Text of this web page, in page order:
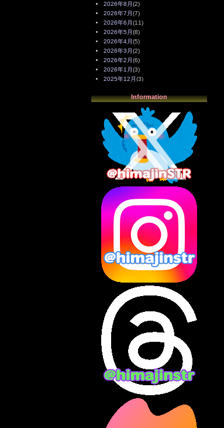
2026年8月(2)
2026年7月(7)
2026年6月(11)
2026年5月(8)
2026年4月(5)
2026年3月(2)
2026年2月(6)
2026年1月(3)
2025年12月(3)
2025年10月(3)
2025年8月 (3)
2025年7月(2)
2025年6月(1)
2025年5月
(7)
2025年4月(2)
2025年3月 (8)
2025年2月(10)
2025年1月
2024年12月
2024年11月(13)
2024年10月
2024年9月 (14)
2024年8月 (13)
2024年7月
(7)
2024年6月(10)
2024年5月(12)
2024年4月(15)
2024年3月
2024年1月
2023年12月
2023年11月 (4)
2023年10月
(3)
2023年9月
2023年8月(12)
2023年7月
(14)
2023年6月
2023年5月
(5)
2023年4月(6)
2023年3月
(3)
2023年1月
2022年12月
2022年11月
Information